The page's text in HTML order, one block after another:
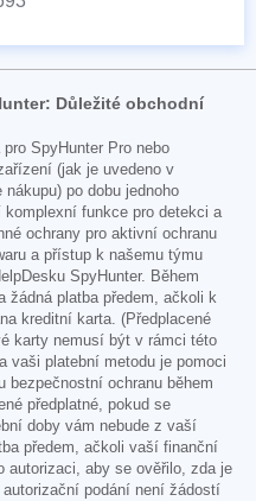
Důležité obchodní
SpyHunter Pro nebo
(jak je uvedeno v
po dobu jednoho
funkce pro detekci a
ochrany pro aktivní ochranu
a přístup k našemu týmu
SpyHunter. Během
žádná platba předem, ačkoli k
kreditní karta. (Předplacené
karty nemusí být v rámci této
vaši platební metodu je pomoci
bezpečnostní ochranu během
předplatné, pokud se
doby vám nebude z vaší
předem, ačkoli vaší finanční
autorizaci, aby se ověřilo, zda je
podání není žádostí